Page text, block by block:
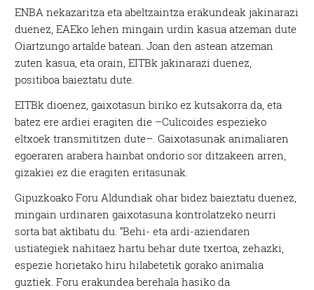
ENBA nekazaritza eta abeltzaintza erakundeak jakinarazi
duenez, EAEko lehen mingain urdin kasua atzeman dute
Oiartzungo artalde batean. Joan den astean atzeman
zuten kasua, eta orain, EITBk jakinarazi duenez,
positiboa baieztatu dute.
EITBk dioenez, gaixotasun biriko ez kutsakorra da, eta
batez ere ardiei eragiten die –Culicoides espezieko
eltxoek transmititzen dute–. Gaixotasunak animaliaren
egoeraren arabera hainbat ondorio sor ditzakeen arren,
gizakiei ez die eragiten eritasunak.
Gipuzkoako Foru Aldundiak ohar bidez baieztatu duenez,
mingain urdinaren gaixotasuna kontrolatzeko neurri
sorta bat aktibatu du. “Behi- eta ardi-aziendaren
ustiategiek nahitaez hartu behar dute txertoa, zehazki,
espezie horietako hiru hilabetetik gorako animalia
guztiek. Foru erakundea berehala hasiko da